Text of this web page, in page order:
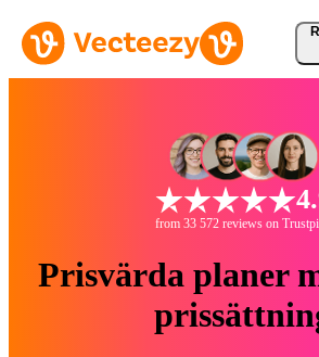
from 33 572 reviews on
Prisvärda planer